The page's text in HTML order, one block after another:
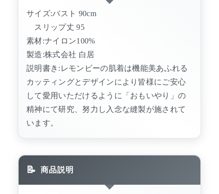
サイズ:バスト 90cm
スリップ丈 95
素材:ナイロン100%
製造:株式会社 白居
説明書き:レモンビーの肌着は機能美あふれる
カッティングとデザインにより皆様にご安心
して愛用いただけるように「おもいやり」の
精神にて研究、努力し入念な縫製が施されて
います。
商品説明